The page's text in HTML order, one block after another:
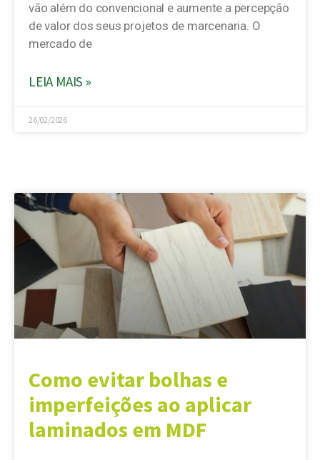
vão além do convencional e aumente a percepção
de valor dos seus projetos de marcenaria. O
mercado de
LEIA MAIS »
26/02/2026
Como evitar bolhas e
imperfeições ao aplicar
laminados em MDF